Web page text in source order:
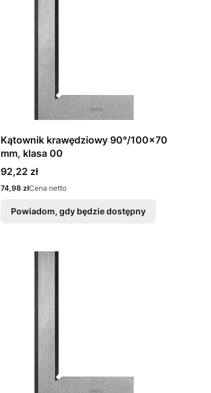
Kątownik krawędziowy 90°/100x70
mm, klasa 00
Cena
92,22 zł
Cena
74,98 złCena netto
Powiadom, gdy będzie dostępny